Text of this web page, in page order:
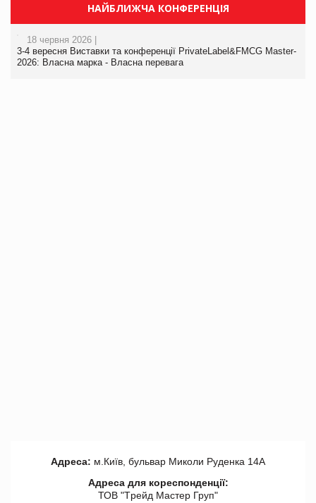
НАЙБЛИЖЧА КОНФЕРЕНЦІЯ
18 червня 2026 |
3-4 вересня Виставки та конференції PrivateLabel&FMCG Master-
2026: Власна марка - Власна перевага
Адреса: м.Київ, бульвар Миколи Руденка 14А
Адреса для кореспонденції:
ТОВ "Tрейд Мастер Груп"